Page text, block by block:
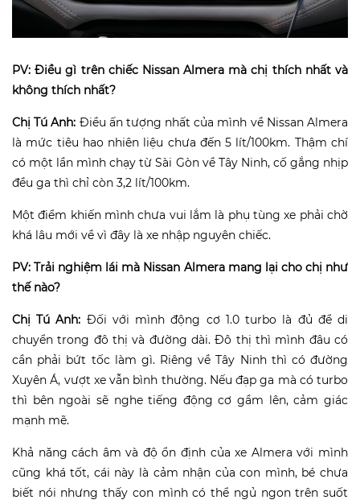
PV: Điều gì trên chiếc Nissan Almera mà chị thích nhất và
không thích nhất?
Chị Tú Anh: Điều ấn tượng nhất của mình về Nissan Almera
là mức tiêu hao nhiên liệu chưa đến 5 lít/100km. Thậm chí
có một lần mình chạy từ Sài Gòn về Tây Ninh, cố gắng nhịp
đều ga thì chỉ còn 3,2 lít/100km.
Một điểm khiến mình chưa vui lắm là phụ tùng xe phải chờ
khá lâu mới về vì đây là xe nhập nguyên chiếc.
PV: Trải nghiệm lái mà Nissan Almera mang lại cho chị như
thế nào?
Chị Tú Anh: Đối với mình động cơ 1.0 turbo là đủ để di
chuyển trong đô thị và đường dài. Đô thị thì mình đâu có
cần phải bứt tốc làm gì. Riêng về Tây Ninh thì có đường
Xuyên Á, vượt xe vẫn bình thường. Nếu đạp ga mà có turbo
thì bên ngoài sẽ nghe tiếng động cơ gầm lên, cảm giác
mạnh mẽ.
Khả năng cách âm và độ ổn định của xe Almera với mình
cũng khá tốt, cái này là cảm nhận của con mình, bé chưa
biết nói nhưng thấy con mình có thể ngủ ngon trên suốt